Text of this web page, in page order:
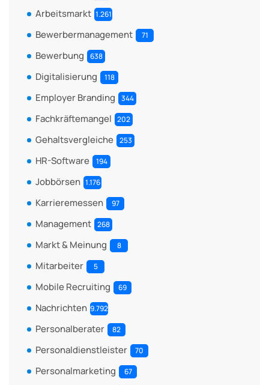
Arbeitsmarkt 1.261
Bewerbermanagement 71
Bewerbung 638
Digitalisierung 118
Employer Branding 344
Fachkräftemangel 202
Gehaltsvergleiche 253
HR-Software 194
Jobbörsen 1.176
Karrieremessen 97
Management 268
Markt & Meinung 8
Mitarbeiter 5
Mobile Recruiting 69
Nachrichten 9.792
Personalberater 82
Personaldienstleister 70
Personalmarketing 67